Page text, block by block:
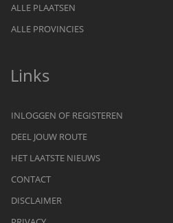
ALLE PLAATSEN
ALLE PROVINCIES
Links
INLOGGEN OF REGISTEREN
DEEL JOUW ROUTE
HET LAATSTE NIEUWS
CONTACT
DISCLAIMER